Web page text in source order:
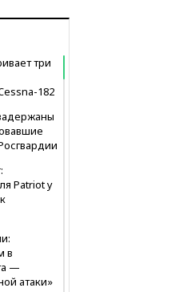
три
182
Patriot у
в
—
атаки»